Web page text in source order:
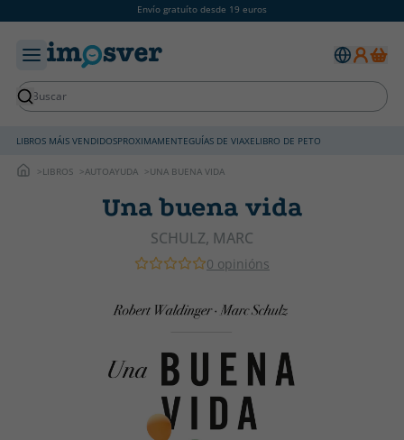
Envío gratuíto desde 19 euros
LIBROS MÁIS VENDIDOSPROXIMAMENTEGUÍAS DE VIAXELIBRO DE PETO
LIBROS AUTOAYUDA UNA BUENA VIDA
Una buena vida
SCHULZ, MARC
0 opinións